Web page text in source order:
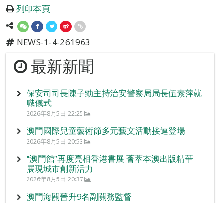
列印本頁
NEWS-1-4-261963
最新新聞
保安司司長陳子勁主持治安警察局局長伍素萍就
職儀式
2026年8月5日 22:25
澳門國際兒童藝術節多元藝文活動接連登場
2026年8月5日 20:53
“澳門館”再度亮相香港書展 薈萃本澳出版精華
展現城市創新活力
2026年8月5日 20:37
澳門海關晉升9名副關務監督